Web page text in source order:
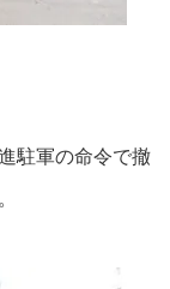
駐軍の命令で撤